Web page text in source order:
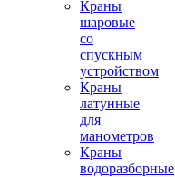
Краны
шаровые
со
спускным
устройством
Краны
латунные
для
манометров
Краны
водоразборные